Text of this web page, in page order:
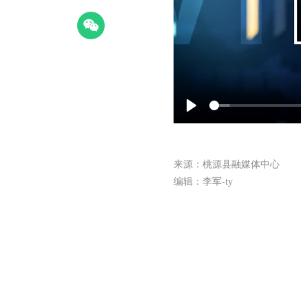
Play
来源：桃源县融媒体中心
编辑：李军-ty